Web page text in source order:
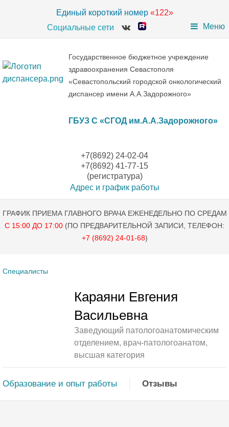
Единый короткий номер«122»
Социальные сети
Меню
Государственное бюджетное учреждение
здравоохранения Севастополя
«Севастопольский городской онкологический
диспансер имени А.А.Задорожного»
ГБУЗ С «СГОД им.А.А.Задорожного»
+7(8692) 24-02-04
+7(8692) 41-77-15
(регистратура)
Адрес и график работы
ГРАФИК ПРИЕМА ГЛАВНОГО ВРАЧА ЕЖЕНЕДЕЛЬНО ПО СРЕДАМ
С 15:00 ДО 17:00 (ПО ПРЕДВАРИТЕЛЬНОЙ ЗАПИСИ, ТЕЛЕФОН:
+7 (8692) 24-01-68)
Специалисты
Караяни Евгения
Васильевна
Заведующий патологоанатомическим
отделением, врач-патологоанатом,
высшая категория
Образование и опыт работы Отзывы